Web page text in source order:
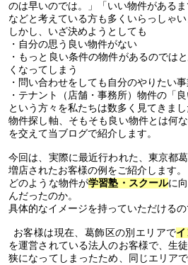
のは早いのでは。」「いい物件があるま
などと考えている方も多くいらっしゃい
しかし、いざ決めようとしても
・自分の思う良い物件がない
・もっと良い条件の物件があるのでは
くなってしまう
・問い合わせをしても自分のやりたい
・テナント（店舗・事務所）物件の「
という方々を私たちは数多く見てきまし
物件探し軸、そもそも良い物件とは何
を交えて当ブログで紹介します。
今回は、実際に最近行われた、東京都
増店されたお客様の例をご紹介します。
どのような物件が学習塾・スクールに
んだったのか。
具体的なイメージを持っていただけるの
お客様は現在、葛飾区の別エリアで
を運営されている法人のお客様で、生
狭になってしまったため、同じエリア